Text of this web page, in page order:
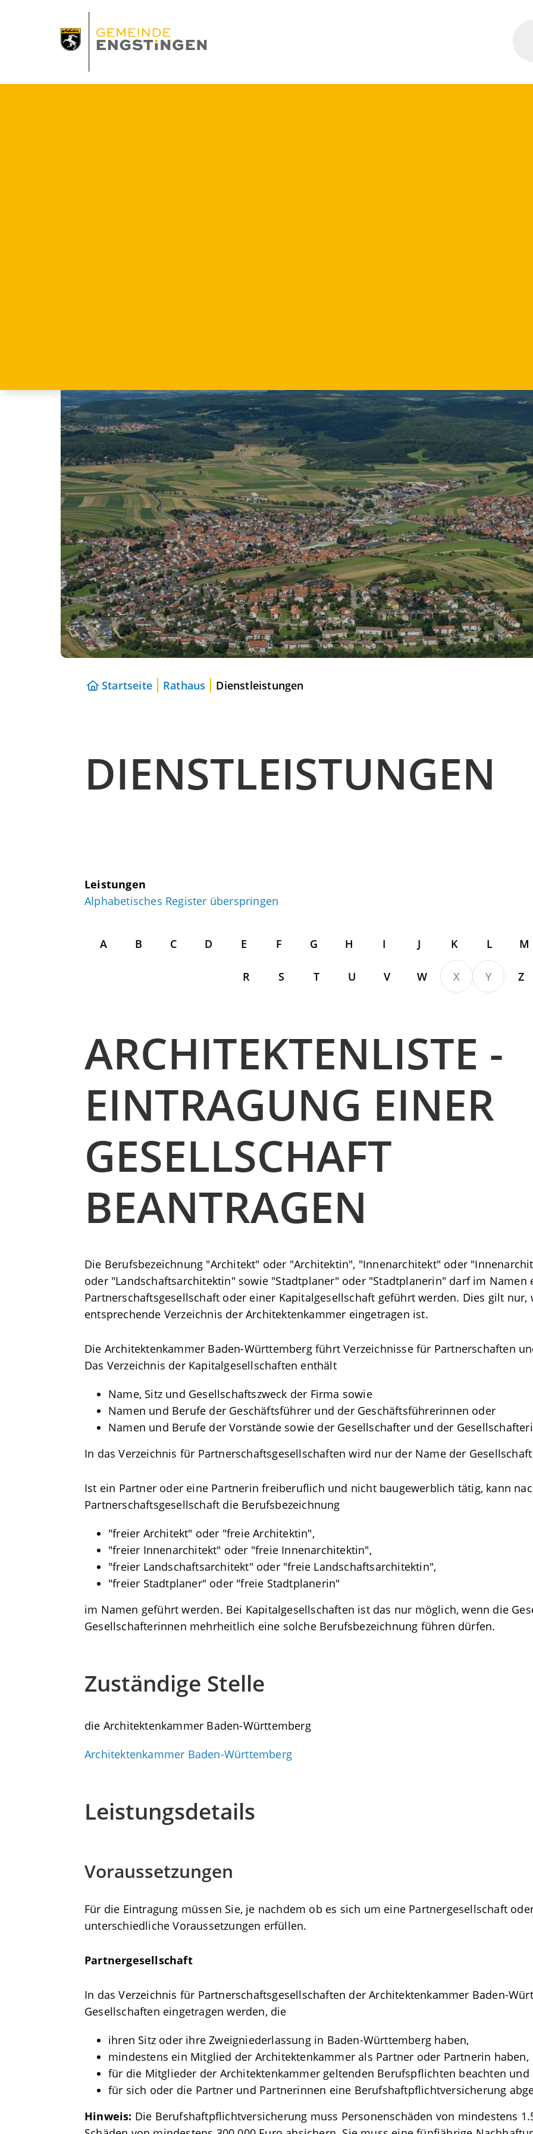
Startseite Rathaus Dienstleistungen
DIENSTLEISTUNGEN
Leistungen
Alphabetisches Register überspringen
A B C D E F G H I J K L M
R S T U V W X Y Z
ARCHITEKTENLISTE -
EINTRAGUNG EINER
GESELLSCHAFT
BEANTRAGEN
Die Berufsbezeichnung "Architekt" oder "Architektin", "Innenarchitekt" oder
oder "Landschaftsarchitektin" sowie "Stadtplaner" oder "Stadtplanerin" darf im Namen
Partnerschaftsgesellschaft oder einer Kapitalgesellschaft geführt werden. Dies gilt nur,
entsprechende Verzeichnis der Architektenkammer eingetragen ist.
Die Architektenkammer Baden-Württemberg führt Verzeichnisse für Partnerschaften
Das Verzeichnis der Kapitalgesellschaften enthält
Name, Sitz und Gesellschaftszweck der Firma sowie
Namen und Berufe der Geschäftsführer und der Geschäftsführerinnen oder
Namen und Berufe der Vorstände sowie der Gesellschafter und der
In das Verzeichnis für Partnerschaftsgesellschaften wird nur der Name der
Ist ein Partner oder eine Partnerin freiberuflich und nicht baugewerblich tätig, kann
Partnerschaftsgesellschaft die Berufsbezeichnung
"freier Architekt" oder "freie Architektin",
"freier Innenarchitekt" oder "freie Innenarchitektin",
"freier Landschaftsarchitekt" oder "freie Landschaftsarchitektin",
"freier Stadtplaner" oder "freie Stadtplanerin"
im Namen geführt werden. Bei Kapitalgesellschaften ist das nur möglich, wenn die
Gesellschafterinnen mehrheitlich eine solche Berufsbezeichnung führen dürfen.
Zuständige Stelle
die Architektenkammer Baden-Württemberg
Architektenkammer Baden-Württemberg
Leistungsdetails
Voraussetzungen
Für die Eintragung müssen Sie, je nachdem ob es sich um eine Partnergesellschaft
unterschiedliche Voraussetzungen erfüllen.
Partnergesellschaft
In das Verzeichnis für Partnerschaftsgesellschaften der Architektenkammer Baden-
Gesellschaften eingetragen werden, die
ihren Sitz oder ihre Zweigniederlassung in Baden-Württemberg haben,
mindestens ein Mitglied der Architektenkammer als Partner oder Partnerin haben,
für die Mitglieder der Architektenkammer geltenden Berufspflichten beachten und
für sich oder die Partner und Partnerinnen eine Berufshaftpflichtversicherung
Hinweis: Die Berufshaftpflichtversicherung muss Personenschäden von mindestens